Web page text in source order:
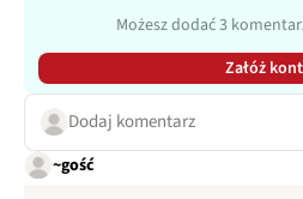
Możesz dodać 3
Załóż
Dodaj komentarz
~gość